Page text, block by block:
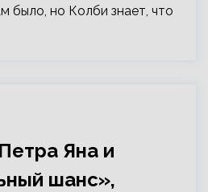
было, но Колби знает, что
Яна и
шанс»,